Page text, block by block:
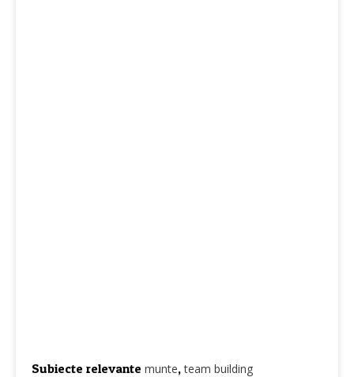
Subiecte relevante munte,team building